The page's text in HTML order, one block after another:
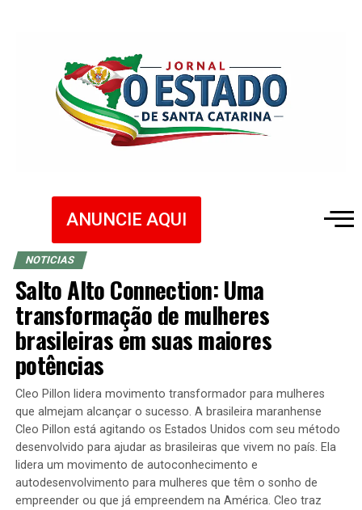
ANUNCIE AQUI
NOTICIAS
Salto Alto Connection: Uma
transformação de mulheres
brasileiras em suas maiores
potências
Cleo Pillon lidera movimento transformador para mulheres
que almejam alcançar o sucesso. A brasileira maranhense
Cleo Pillon está agitando os Estados Unidos com seu método
desenvolvido para ajudar as brasileiras que vivem no país. Ela
lidera um movimento de autoconhecimento e
autodesenvolvimento para mulheres que têm o sonho de
empreender ou que já empreendem na América. Cleo traz